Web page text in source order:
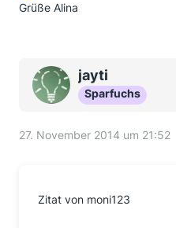
Grüße Alina
jayti
Sparfuchs
27. November 2014 um 21:52
Zitat von moni123